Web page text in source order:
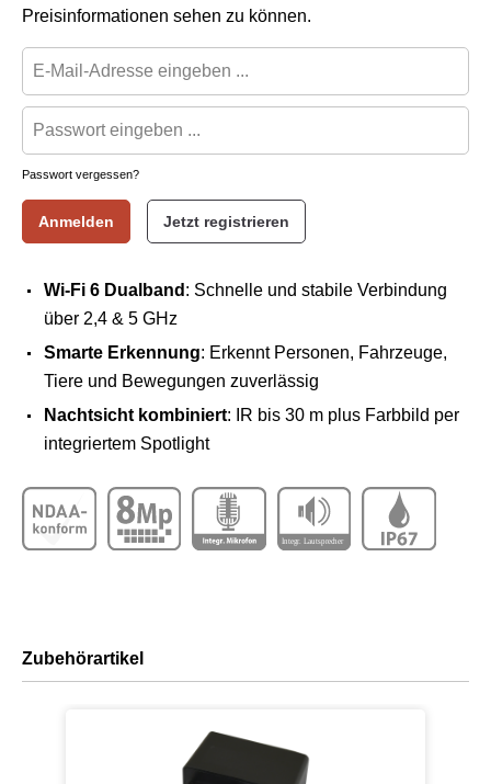
Preisinformationen sehen zu können.
Passwort vergessen?
Anmelden Jetzt registrieren
Wi-Fi 6 Dualband : Schnelle und stabile Verbindung
über 2,4 & 5 GHz
Smarte Erkennung: Erkennt Personen, Fahrzeuge,
Tiere und Bewegungen zuverlässig
Nachtsicht kombiniert: IR bis 30 m plus Farbbild per
integriertem Spotlight
Zubehörartikel